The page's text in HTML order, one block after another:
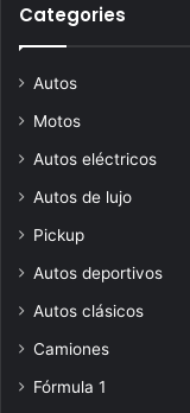
Categories
Autos
Motos
Autos eléctricos
Autos de lujo
Pickup
Autos deportivos
Autos clásicos
Camiones
Fórmula 1